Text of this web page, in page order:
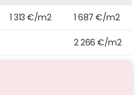
1 313 €/m2 1 687 €/m2
2 266 €/m2